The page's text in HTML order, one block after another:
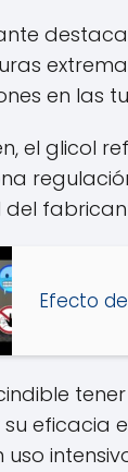
en las
el glicol
del
Efecto
eficacia